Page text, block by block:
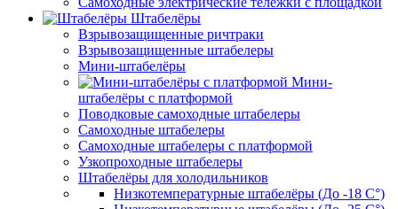
Штабелёры
Взрывозащищенные ричтраки
Взрывозащищенные штабелеры
Мини-штабелёры
Мини-
штабелёры с платформой
Поводковые самоходные штабелеры
Самоходные штабелеры
Самоходные штабелеры с платформой
Узкопроходные штабелеры
Штабелёры для холодильников
Низкотемпературные штабелёры (До -18 C°)